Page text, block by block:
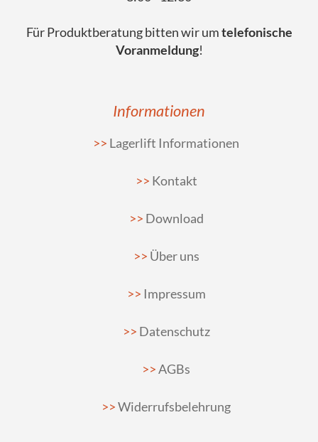
Für Produktberatung bitten wir umtelefonische
Voranmeldung!
Informationen
Lagerlift Informationen
Kontakt
Download
Über uns
Impressum
Datenschutz
AGBs
Widerrufsbelehrung